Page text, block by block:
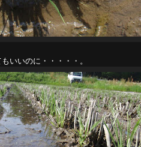
いいのに・・・・・。